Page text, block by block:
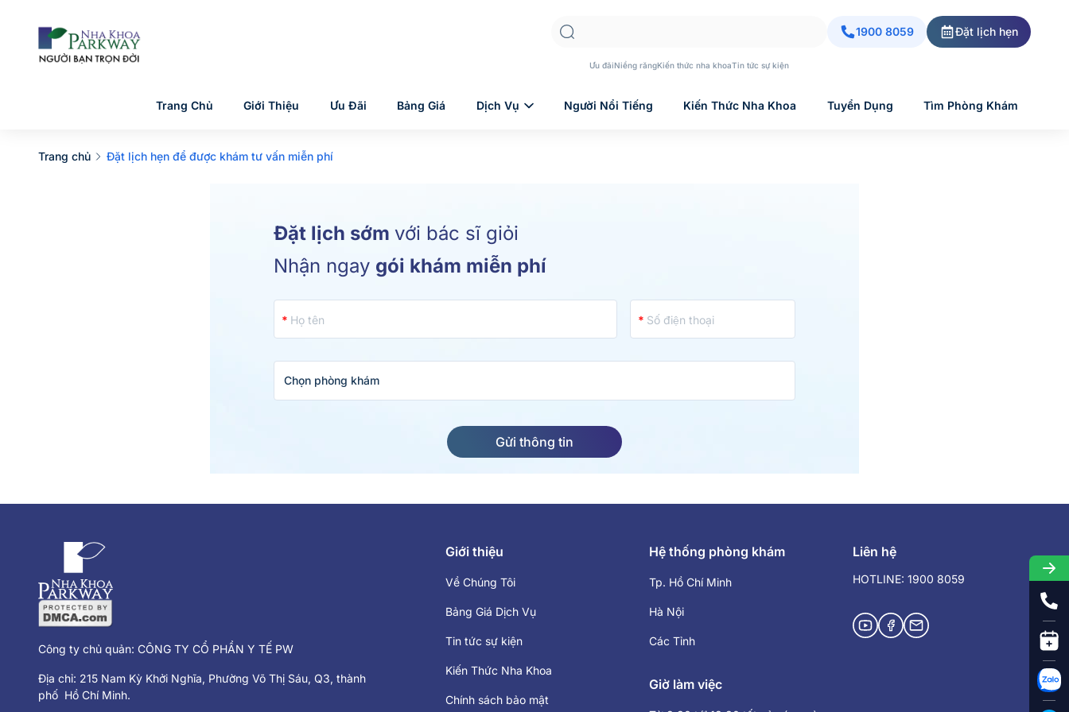
Ưu đãiNiềng răngKiến thức nha khoaTin tức sự kiện
1900 8059 Đặt lịch hẹn
Trang Chủ Giới Thiệu Ưu Đãi Bảng Giá Dịch Vụ Người Nổi Tiếng Kiến Thức Nha Khoa Tuyển Dụng Tìm Phòng Khám
Trang chủ Đặt lịch hẹn để được khám tư vấn miễn phí
Đặt lịch sớm với bác sĩ giỏi
Nhận ngay gói khám miễn phí
Họ tên Số điện thoại
Chọn phòng khám
Gửi thông tin
Công ty chủ quản: CÔNG TY CỔ PHẦN Y TẾ PW
Địa chỉ: 215 Nam Kỳ Khởi Nghĩa, Phường Võ Thị Sáu, Q3, thành
phố Hồ Chí Minh.
Giới thiệu
Về Chúng Tôi
Bảng Giá Dịch Vụ
Tin tức sự kiện
Kiến Thức Nha Khoa
Chính sách bảo mật
Hệ thống phòng khám
Tp. Hồ Chí Minh
Hà Nội
Các Tỉnh
Giờ làm việc
Liên hệ
HOTLINE: 1900 8059